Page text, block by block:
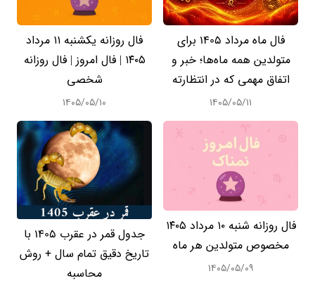
فال ماه مرداد 1405 برای
متولدین همه ماه‌ها؛ خبر و
اتفاق مهمی که در انتظارته
۱۴۰۵/۰۵/۱۱
فال روزانه یکشنبه ۱۱ مرداد
۱۴۰۵ | فال امروز | فال روزانه
شخصی
۱۴۰۵/۰۵/۱۰
فال روزانه شنبه ۱۰ مرداد ۱۴۰۵
مخصوص متولدین هر ماه
۱۴۰۵/۰۵/۰۹
جدول قمر در عقرب 1405 با
تاریخ دقیق تمام سال + روش
محاسبه